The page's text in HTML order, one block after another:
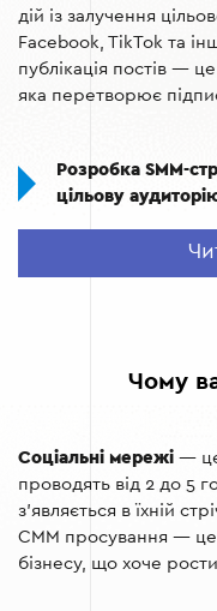
дій із залучення
Facebook, TikTok та
публікація постів —
яка перетворює
Розробка SMM-
цільову
Створення
Аналітика й
охоплення,
Регулярна
щомісяця в
Чому
Соціальні мережі — це
проводять від 2 до 5
з’являється в їхній
СММ просування — це
бізнесу, що хоче